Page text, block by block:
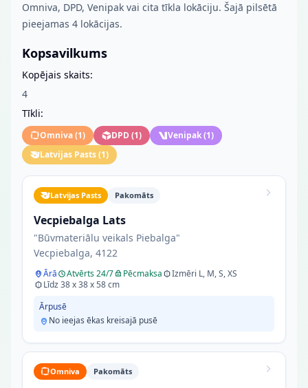
Omniva, DPD, Venipak vai cita tīkla lokāciju. Šajā pilsētā
pieejamas 4 lokācijas.
Kopsavilkums
Kopējais skaits:
4
Tīkli:
Omniva(1) DPD(1) Venipak(1)
Latvijas Pasts(1)
Latvijas Pasts Pakomāts
Vecpiebalga Lats
"Būvmateriālu veikals Piebalga"
Vecpiebalga, 4122
Ārā Atvērts 24/7 Pēcmaksa
Izmēri L, M, S, XS
Līdz 38 x 38 x 58 cm
Ārpusē
No ieejas ēkas kreisajā pusē
Omniva Pakomāts